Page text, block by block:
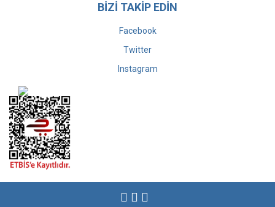
BİZİ TAKİP EDİN
Facebook
Twitter
Instagram